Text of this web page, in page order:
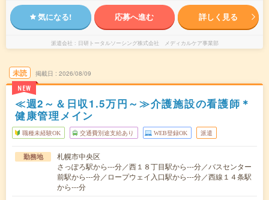
気になる! 応募へ進む 詳しく見る
派遣会社 日研トータルソーシング株式会社 メディカルケア事業部
未読
NEW
掲載日 2026/08/09
≪週2～＆日収1.5万円～≫介護施設の看護師＊
健康管理メイン
職種未経験OK 交通費別途支給あり WEB登録OK 派遣
勤務地
札幌市中央区
さっぽろ駅から---分／西１８丁目駅から---分／バスセンター
前駅から---分／ロープウェイ入口駅から---分／西線１４条駅
から---分